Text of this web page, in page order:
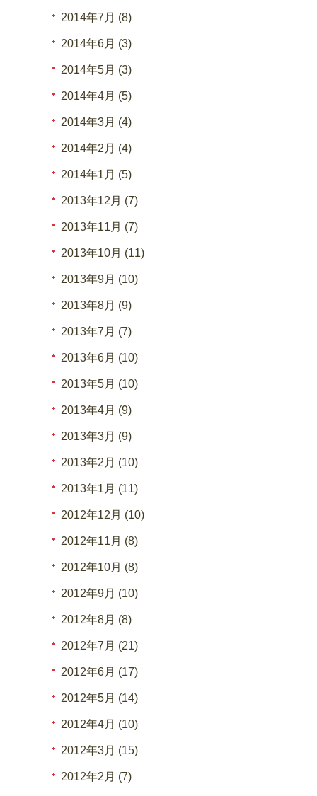
2014年7月 (8)
2014年6月 (3)
2014年5月 (3)
2014年4月 (5)
2014年3月 (4)
2014年2月 (4)
2014年1月 (5)
2013年12月 (7)
2013年11月 (7)
2013年10月 (11)
2013年9月 (10)
2013年8月 (9)
2013年7月 (7)
2013年6月 (10)
2013年5月 (10)
2013年4月 (9)
2013年3月 (9)
2013年2月 (10)
2013年1月 (11)
2012年12月 (10)
2012年11月 (8)
2012年10月 (8)
2012年9月 (10)
2012年8月 (8)
2012年7月 (21)
2012年6月 (17)
2012年5月 (14)
2012年4月 (10)
2012年3月 (15)
2012年2月 (7)